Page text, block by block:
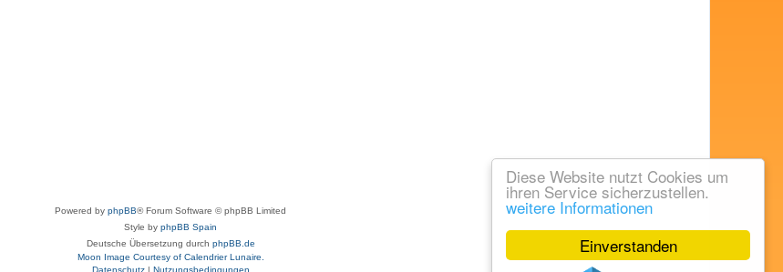
Einverstanden
Diese Website nutzt Cookies um
ihren Service sicherzustellen.
weitere Informationen
Powered by phpBB® Forum Software © phpBB Limited
Style by phpBB Spain
Deutsche Übersetzung durch phpBB.de
Moon Image Courtesy of Calendrier Lunaire.